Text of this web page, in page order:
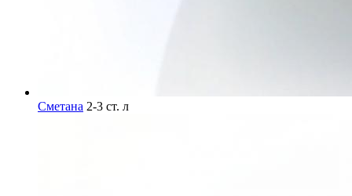
Сметана 2-3 ст. л